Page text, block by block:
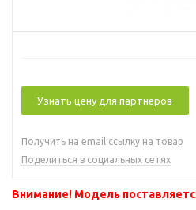
Узнать цену для партнеров
Получить на email ссылку на товар
Поделиться в социальных сетях
Внимание! Модель